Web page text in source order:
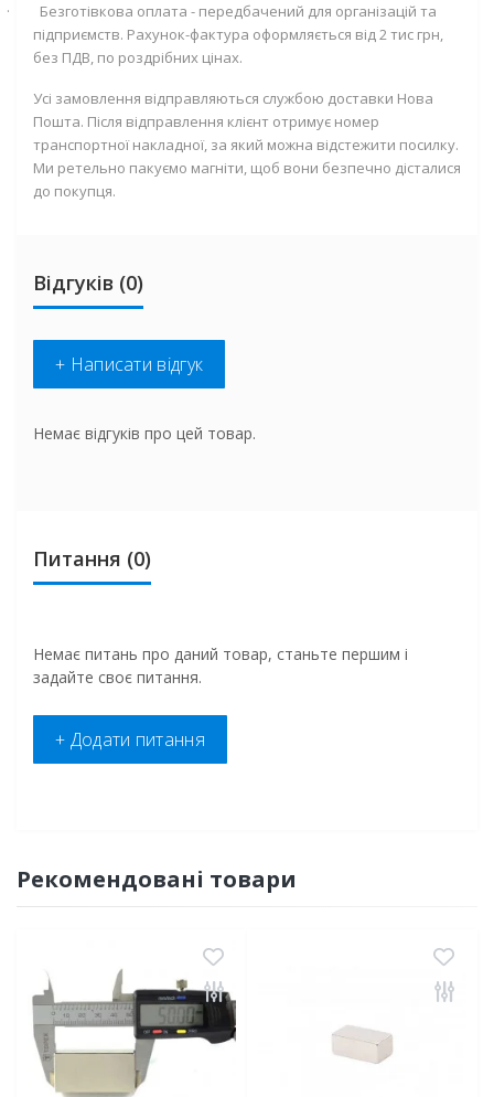
·
Безготівкова оплата - передбачений для організацій та
підприємств. Рахунок-фактура оформляється від 2 тис грн,
без ПДВ, по роздрібних цінах.
Усі замовлення відправляються службою доставки Нова
Пошта. Після відправлення клієнт отримує номер
транспортної накладної, за який можна відстежити посилку.
Ми ретельно пакуємо магніти, щоб вони безпечно дісталися
до покупця.
Відгуків (0)
+ Написати відгук
Немає відгуків про цей товар.
Питання (0)
Немає питань про даний товар, станьте першим і
задайте своє питання.
+ Додати питання
Рекомендовані товари